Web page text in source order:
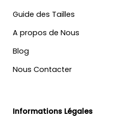
Guide des Tailles
A propos de Nous
Blog
Nous Contacter
Informations Légales